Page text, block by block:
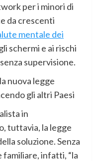
per i minori di
da crescenti
mentale dei
schermi e ai rischi
supervisione.
nuova legge
gli altri Paesi
in
tuttavia, la legge
soluzione. Senza
familiare, infatti, “la